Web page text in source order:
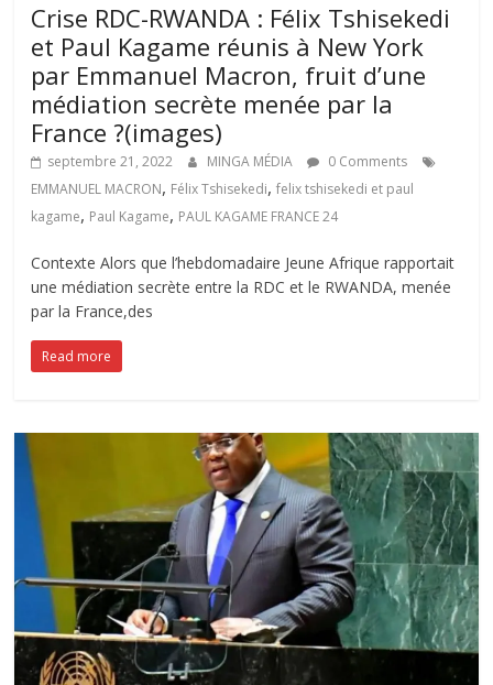
Crise RDC-RWANDA : Félix Tshisekedi
et Paul Kagame réunis à New York
par Emmanuel Macron, fruit d’une
médiation secrète menée par la
France ?(images)
septembre 21, 2022 MINGA MÉDIA
0 Comments
EMMANUEL MACRON, Félix Tshisekedi,felix tshisekedi et paul
kagame, Paul Kagame, PAUL KAGAME FRANCE 24
Contexte Alors que l’hebdomadaire Jeune Afrique rapportait
une médiation secrète entre la RDC et le RWANDA, menée
par la France,des
Read more